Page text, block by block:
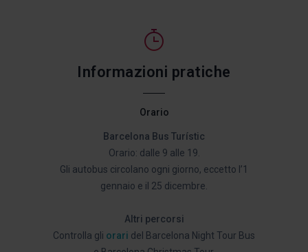
Informazioni pratiche
Orario
Barcelona Bus Turístic
Orario: dalle 9 alle 19.
Gli autobus circolano ogni giorno, eccetto l’1
gennaio e il 25 dicembre.
Altri percorsi
Controlla gli orari del Barcelona Night Tour Bus